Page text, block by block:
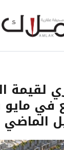
لقيمة
في